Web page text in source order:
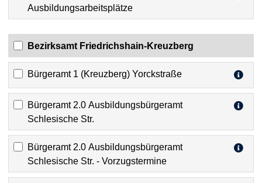
Ausbildungsarbeitsplätze
Bezirksamt Friedrichshain-Kreuzberg
Bürgeramt 1 (Kreuzberg) Yorckstraße
Bürgeramt 2.0 Ausbildungsbürgeramt
Schlesische Str.
Bürgeramt 2.0 Ausbildungsbürgeramt
Schlesische Str. - Vorzugstermine